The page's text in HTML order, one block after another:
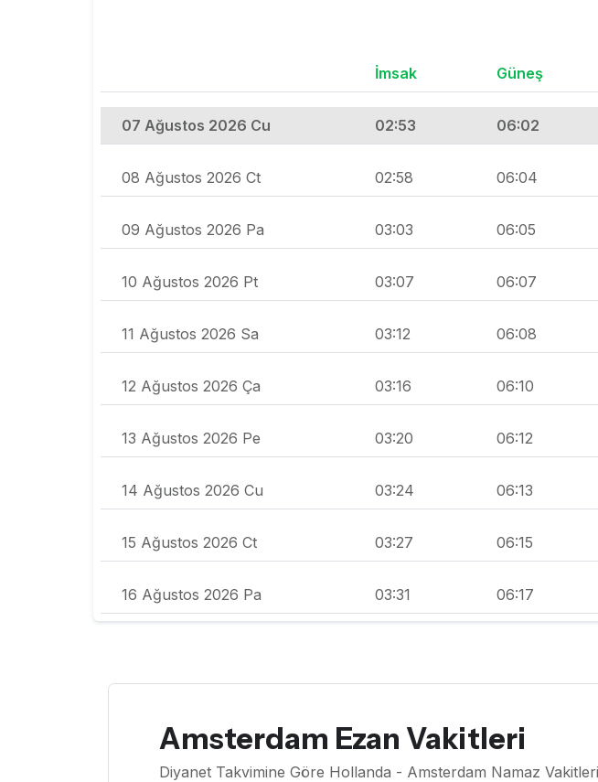
İmsak Güneş
07 Ağustos 2026 Cu 02:53 06:02
08 Ağustos 2026 Ct 02:58 06:04
09 Ağustos 2026 Pa 03:03 06:05
10 Ağustos 2026 Pt 03:07 06:07
11 Ağustos 2026 Sa 03:12 06:08
12 Ağustos 2026 Ça 03:16 06:10
13 Ağustos 2026 Pe 03:20 06:12
14 Ağustos 2026 Cu 03:24 06:13
15 Ağustos 2026 Ct 03:27 06:15
16 Ağustos 2026 Pa 03:31 06:17
Amsterdam Ezan Vakitleri
Diyanet Takvimine Göre Hollanda - Amsterdam Namaz Vakitleri